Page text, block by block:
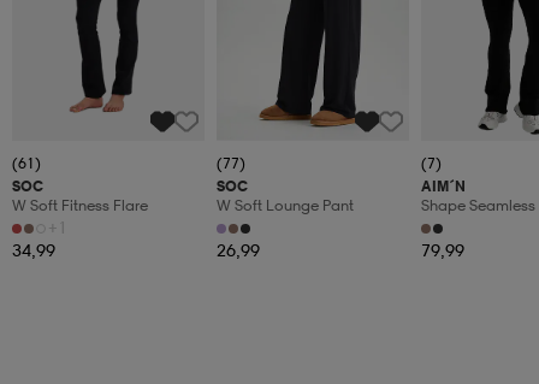
(61)
SOC
W Soft Fitness Flare
+1
34,99
(77)
SOC
W Soft Lounge Pant
26,99
(7)
AIM´N
Shape Seamless
Tights
79,99